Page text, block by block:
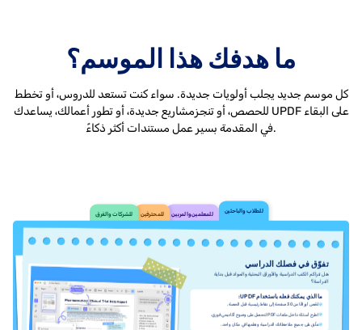
ما هدفك هذا الموسم؟
كل موسم جديد يجلب أولويات جديدة. سواء كنت تستعد للدروس، أو تخطط
للحصص، أو تنجزمشاريع جديدة، أو تطور أعمالك، يساعدك UPDF على البقاء
في المقدمة بسير عمل مستندات أكثر ذكاءً.
للطلاب والباحثين للمعلمين والمربين للمحترفين للشركات والفرق
تفوّق في فصلك الدراسي
هل تتراكم الكتب الدراسية والأوراق البحثية والمواد قبل بداية
الدراسة؟
ما الذي يمكنك فعله باستخدام UPDF:
لخّص أوراقًا من 30 صفحة إلى نقاط رئيسية قبل الحصة.
اطرح أسئلة داخل ملفات PDF لتحصل على وضوح أكاديمي فوري.
علّق على جميع ملاحظاتك الدراسية ونظمها في مكان واحد.